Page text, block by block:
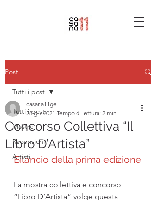
Post
Tutti i post
Mostre
Recensioni
Artisti
Tutti i post
Concorso Collettiva “Il
Libro D’Artista”
casana11ge
28 giu 2021 Tempo di lettura: 2 min
Bilancio della prima edizione
La mostra collettiva e concorso
“Libro D’Artista” volge questa